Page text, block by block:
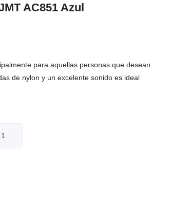
AC851 Azul
para aquellas personas que desean
de nylon y un excelente sonido es ideal